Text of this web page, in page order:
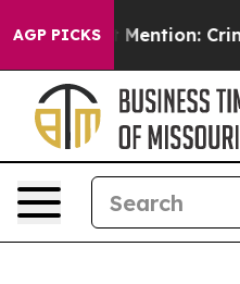
AGP PICKSMention: Crime is